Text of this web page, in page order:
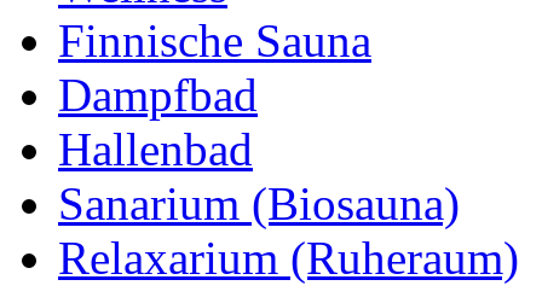
Finnische Sauna
Dampfbad
Hallenbad
Sanarium (Biosauna)
Relaxarium (Ruheraum)